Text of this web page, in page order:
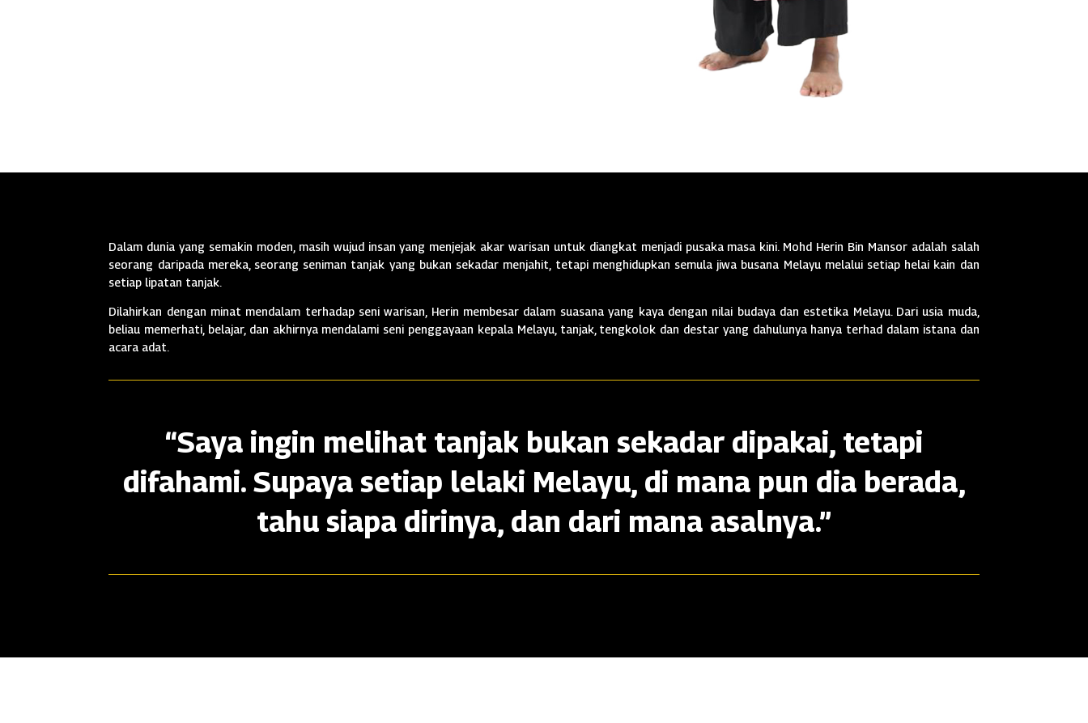
Dalam dunia yang semakin moden, masih wujud insan yang menjejak akar warisan untuk diangkat menjadi pusaka masa kini. Mohd Herin Bin Mansor adalah salah
seorang daripada mereka, seorang seniman tanjak yang bukan sekadar menjahit, tetapi menghidupkan semula jiwa busana Melayu melalui setiap helai kain dan
setiap lipatan tanjak.
Dilahirkan dengan minat mendalam terhadap seni warisan, Herin membesar dalam suasana yang kaya dengan nilai budaya dan estetika Melayu. Dari usia muda,
beliau memerhati, belajar, dan akhirnya mendalami seni penggayaan kepala Melayu, tanjak, tengkolok dan destar yang dahulunya hanya terhad dalam istana dan
acara adat.
“Saya ingin melihat tanjak bukan sekadar dipakai, tetapi
difahami. Supaya setiap lelaki Melayu, di mana pun dia berada,
tahu siapa dirinya, dan dari mana asalnya.”